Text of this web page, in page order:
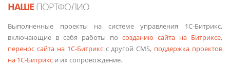
НАШЕ ПОРТФОЛИО
Выполненные проекты на системе управления 1С-Битрикс,
включающие в себя работы по созданию сайта на Битриксе,
перенос сайта на 1С-Битриксс другой CMS, поддержка проектов
на 1С-Битрикс и их сопровождение.